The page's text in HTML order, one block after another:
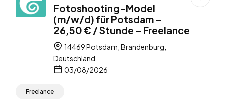
Fotoshooting-Model
(m/w/d) für Potsdam –
26,50 € / Stunde – Freelance
14469 Potsdam, Brandenburg,
Deutschland
03/08/2026
Freelance